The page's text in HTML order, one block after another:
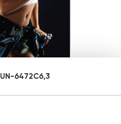
UN-6472C6,3